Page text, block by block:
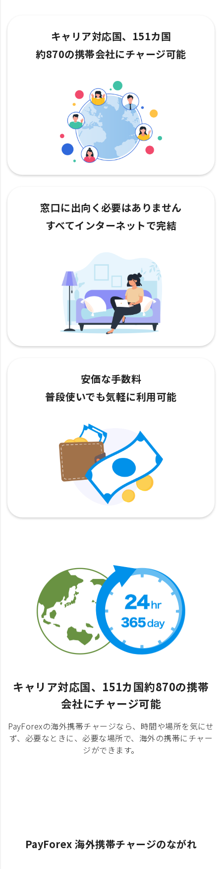
キャリア対応国、151カ国
約870の携帯会社にチャージ可能
窓口に出向く必要はありません
すべてインターネットで完結
安価な手数料
普段使いでも気軽に利用可能
キャリア対応国、151カ国約870の携帯
会社にチャージ可能
PayForexの海外携帯チャージなら、時間や場所を気にせ
ず、必要なときに、必要な場所で、海外の携帯にチャー
ジができます。
PayForex 海外携帯チャージのながれ